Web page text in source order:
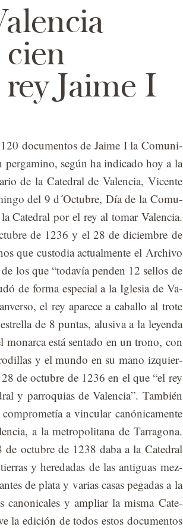
Jaime I
do­cu­men­tos de Jai­me I la Co­mu­ni­
per­ga­mino, se­gún ha in­di­ca­do hoy a la
de la Ca­te­dral de Va­len­cia, Vi­cen­te
del 9 d´Oc­tu­bre, Día de la Co­mu­
Ca­te­dral por el rey al to­mar Va­len­cia.
de 1236 y el 28 de di­ciem­bre de
que cus­to­dia ac­tual­men­te el Ar­chi­vo
los que “to­da­vía pen­den 12 se­llos de
de for­ma es­pe­cial a la Igle­sia de Va­
el rey apa­re­ce a ca­ba­llo al tro­te
de 8 pun­tas, alu­si­va a la le­yen­da
mo­nar­ca está sen­ta­do en un trono, con
ro­di­llas y el mun­do en su mano iz­quier­
de oc­tu­bre de 1236 en el que “el rey
y pa­rro­quias de Va­len­cia”. Tam­bién
a vin­cu­lar ca­nó­ni­ca­men­te
a la me­tro­po­li­ta­na de Ta­rra­go­na.
de oc­tu­bre de 1238 daba a la Ca­te­dral
y he­re­da­das de las an­ti­guas mez­
de pla­ta y va­rias ca­sas pe­ga­das a la
ca­no­ni­ca­les y am­pliar la mis­ma Ca­te­
la edi­ción de to­dos es­tos do­cu­men­tos